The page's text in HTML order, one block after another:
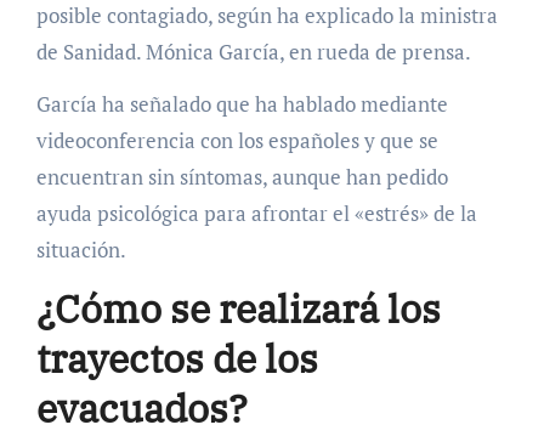
posible contagiado, según ha explicado la ministra
de Sanidad. Mónica García, en rueda de prensa.
García ha señalado que ha hablado mediante
videoconferencia con los españoles y que se
encuentran sin síntomas, aunque han pedido
ayuda psicológica para afrontar el «estrés» de la
situación.
¿Cómo se realizará los
trayectos de los
evacuados?